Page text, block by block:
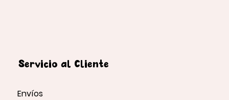
Servicio al Cliente
Envíos